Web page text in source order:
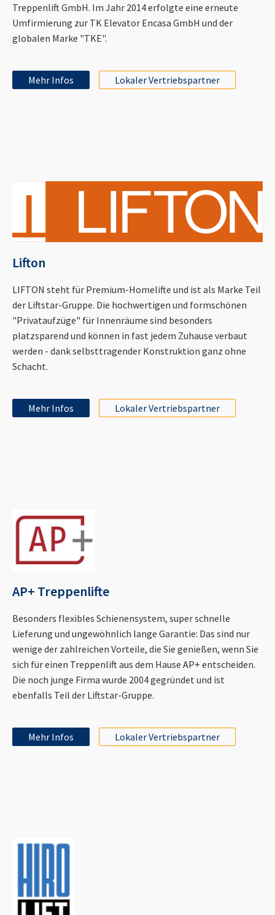
Treppenlift GmbH. Im Jahr 2014 erfolgte eine erneute
Umfirmierung zur TK Elevator Encasa GmbH und der
globalen Marke "TKE".
Mehr Infos Lokaler Vertriebspartner
Lifton
LIFTON steht für Premium-Homelifte und ist als Marke Teil
der Liftstar-Gruppe. Die hochwertigen und formschönen
"Privataufzüge" für Innenräume sind besonders
platzsparend und können in fast jedem Zuhause verbaut
werden - dank selbsttragender Konstruktion ganz ohne
Schacht.
Mehr Infos Lokaler Vertriebspartner
AP+ Treppenlifte
Besonders flexibles Schienensystem, super schnelle
Lieferung und ungewöhnlich lange Garantie: Das sind nur
wenige der zahlreichen Vorteile, die Sie genießen, wenn Sie
sich für einen Treppenlift aus dem Hause AP+ entscheiden.
Die noch junge Firma wurde 2004 gegründet und ist
ebenfalls Teil der Liftstar-Gruppe.
Mehr Infos Lokaler Vertriebspartner